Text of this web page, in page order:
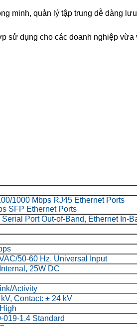
minh, quản lý tập trung dễ dàng
sử dụng cho các doanh nghiệp
1000 Mbps RJ45 Ethernet Ports
SFP Ethernet Ports
Serial Port Out-of-Band, Ethernet In-
50-60 Hz, Universal Input
25W DC
Activity
Contact: ± 24 kV
019-1.4 Standard